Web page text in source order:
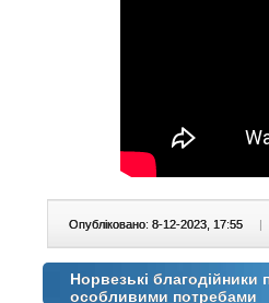
Опубліковано: 8-12-2023, 17:55 |
Норвезькі
особливими потребами